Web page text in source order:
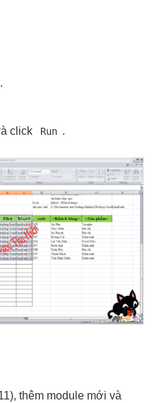
click Run .
thêm module mới và